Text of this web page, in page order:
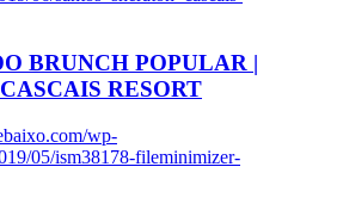
BRUNCH POPULAR |
RESORT
wp-
05/ism38178-fileminimizer-